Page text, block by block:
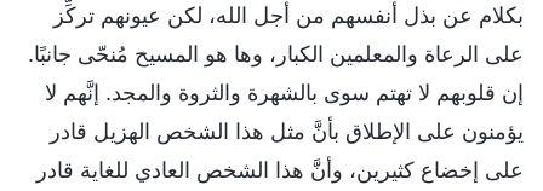
بكلام عن بذل أنفسهم من أجل الله، لكن عيونهم تركِّز
على الرعاة والمعلمين الكبار، وها هو المسيح مُنحّى جانبًا.
إن قلوبهم لا تهتم سوى بالشهرة والثروة والمجد. إنَّهم لا
يؤمنون على الإطلاق بأنَّ مثل هذا الشخص الهزيل قادر
على إخضاع كثيرين، وأنَّ هذا الشخص العادي للغاية قادر